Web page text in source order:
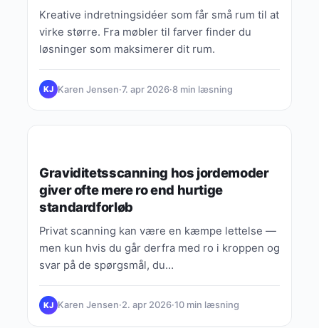
Kreative indretningsidéer som får små rum til at
virke større. Fra møbler til farver finder du
løsninger som maksimerer dit rum.
KJ Karen Jensen·7. apr 2026·8 min læsning
Graviditetsscanning hos jordemoder
giver ofte mere ro end hurtige
standardforløb
Privat scanning kan være en kæmpe lettelse —
men kun hvis du går derfra med ro i kroppen og
svar på de spørgsmål, du…
KJ Karen Jensen·2. apr 2026·10 min læsning